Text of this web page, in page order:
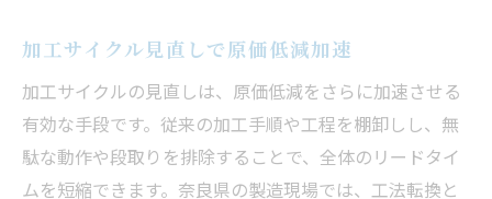
加工サイクル見直しで原価低減加速
加工サイクルの見直しは、原価低減をさらに加速させる
有効な手段です。従来の加工手順や工程を棚卸しし、無
駄な動作や段取りを排除することで、全体のリードタイ
ムを短縮できます。奈良県の製造現場では、工法転換と